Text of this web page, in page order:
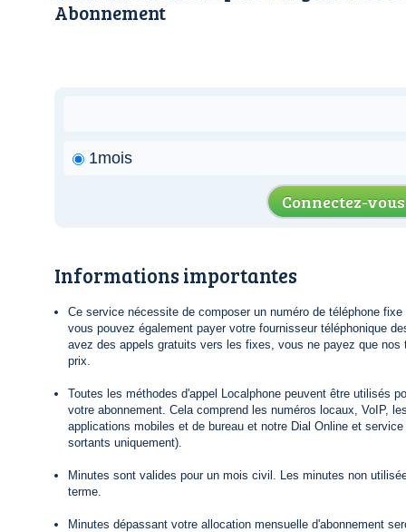
Abonnement
1mois
Connectez-
Informations importantes
Ce service nécessite de composer un numéro de téléphone
vous pouvez également payer votre fournisseur téléphonique
avez des appels gratuits vers les fixes, vous ne payez que nos
prix.
Toutes les méthodes d'appel Localphone peuvent être utilisés
votre abonnement. Cela comprend les numéros locaux, VoIP,
applications mobiles et de bureau et notre Dial Online et
sortants uniquement).
Minutes sont valides pour un mois civil. Les minutes non
terme.
Minutes dépassant votre allocation mensuelle d'abonnement